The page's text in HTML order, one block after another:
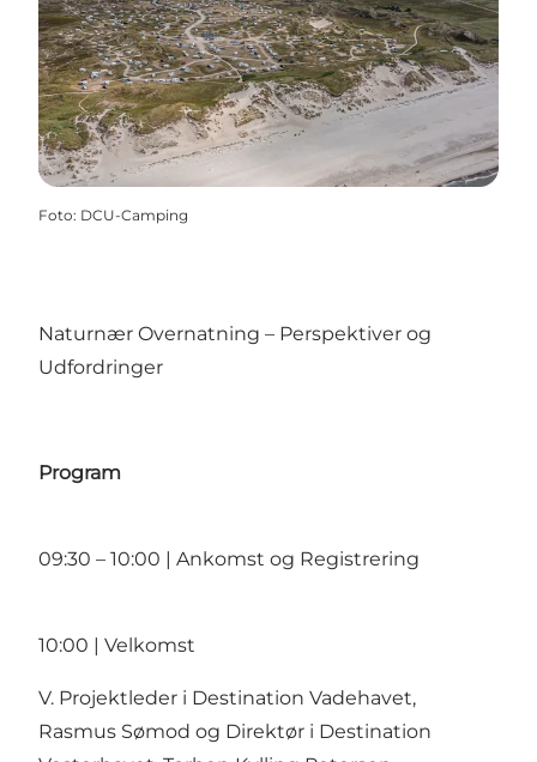
Foto: DCU-Camping
Naturnær Overnatning – Perspektiver og
Udfordringer
Program
09:30 – 10:00 | Ankomst og Registrering
10:00 | Velkomst
V. Projektleder i Destination Vadehavet,
Rasmus Sømod og Direktør i Destination